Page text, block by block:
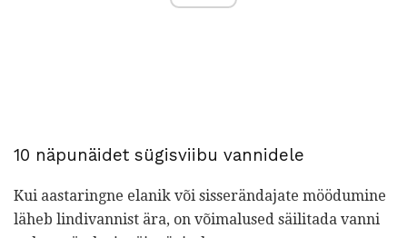
10 näpunäidet sügisviibu vannidele
Kui aastaringne elanik või sisserändajate möödumine
läheb lindivannist ära, on võimalused säilitada vanni